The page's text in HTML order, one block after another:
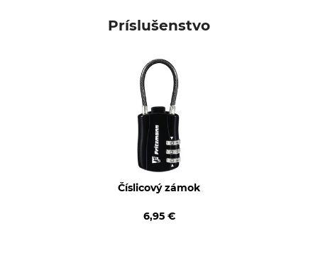
Made in Hungary
Príslušenstvo
Číslicový zámok
6,95 €